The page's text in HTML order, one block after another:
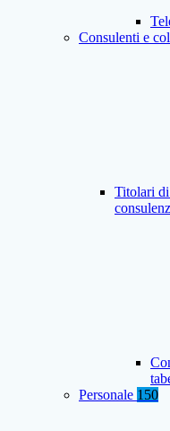
Consulenti e
Titolari
Personale 150